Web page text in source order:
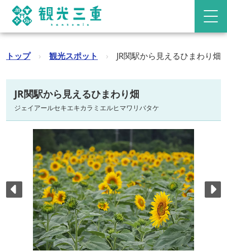
トップ › 観光スポット › JR関駅から見えるひまわり畑
JR関駅から見えるひまわり畑
ジェイアールセキエキカラミエルヒマワリバタケ